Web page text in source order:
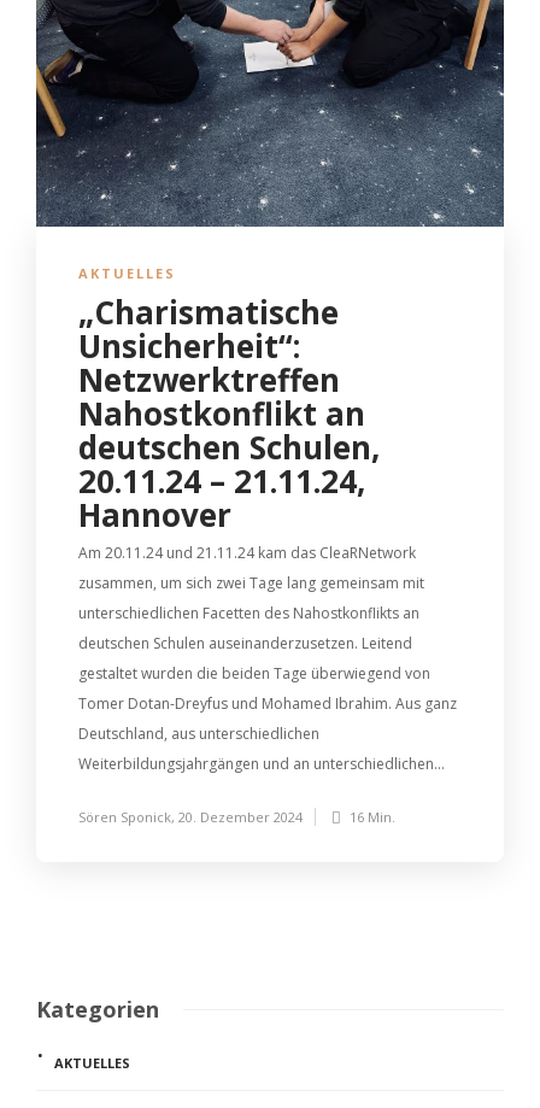
AKTUELLES
„Charismatische
Unsicherheit“:
Netzwerktreffen
Nahostkonflikt an
deutschen Schulen,
20.11.24 – 21.11.24,
Hannover
Am 20.11.24 und 21.11.24 kam das CleaRNetwork
zusammen, um sich zwei Tage lang gemeinsam mit
unterschiedlichen Facetten des Nahostkonflikts an
deutschen Schulen auseinanderzusetzen. Leitend
gestaltet wurden die beiden Tage überwiegend von
Tomer Dotan-Dreyfus und Mohamed Ibrahim. Aus ganz
Deutschland, aus unterschiedlichen
Weiterbildungsjahrgängen und an unterschiedlichen...
Sören Sponick, 20. Dezember 2024 16 Min.
Kategorien
AKTUELLES